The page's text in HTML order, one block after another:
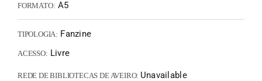
FORMATO: A5
TIPOLOGIA: Fanzine
ACESSO: Livre
REDE DE BIBLIOTECAS DE AVEIRO: Unavailable